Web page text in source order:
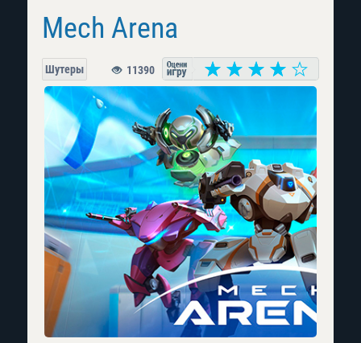
Mech Arena
Шутеры 11390